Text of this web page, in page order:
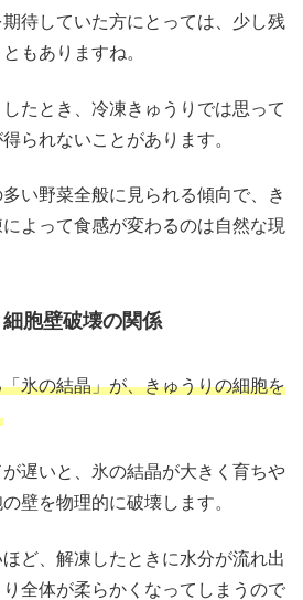
待していた方にとっては、少し残
もありますね。
たとき、冷凍きゅうりでは思って
られないことがあります。
い野菜全般に見られる傾向で、き
よって食感が変わるのは自然な現
胞壁破壊の関係
氷の結晶」が、きゅうりの細胞を
遅いと、氷の結晶が大きく育ちや
壁を物理的に破壊します。
ど、解凍したときに水分が流れ出
全体が柔らかくなってしまうので